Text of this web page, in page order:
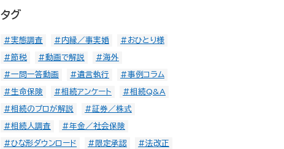
タグ
#実態調査 #内縁／事実婚 #おひとり様
#節税 #動画で解説 #海外
#一問一答動画 #遺言執行 #事例コラム
#生命保険 #相続アンケート #相続Q&A
#相続のプロが解説 #証券／株式
#相続人調査 #年金／社会保険
#ひな形ダウンロード #限定承認 #法改正